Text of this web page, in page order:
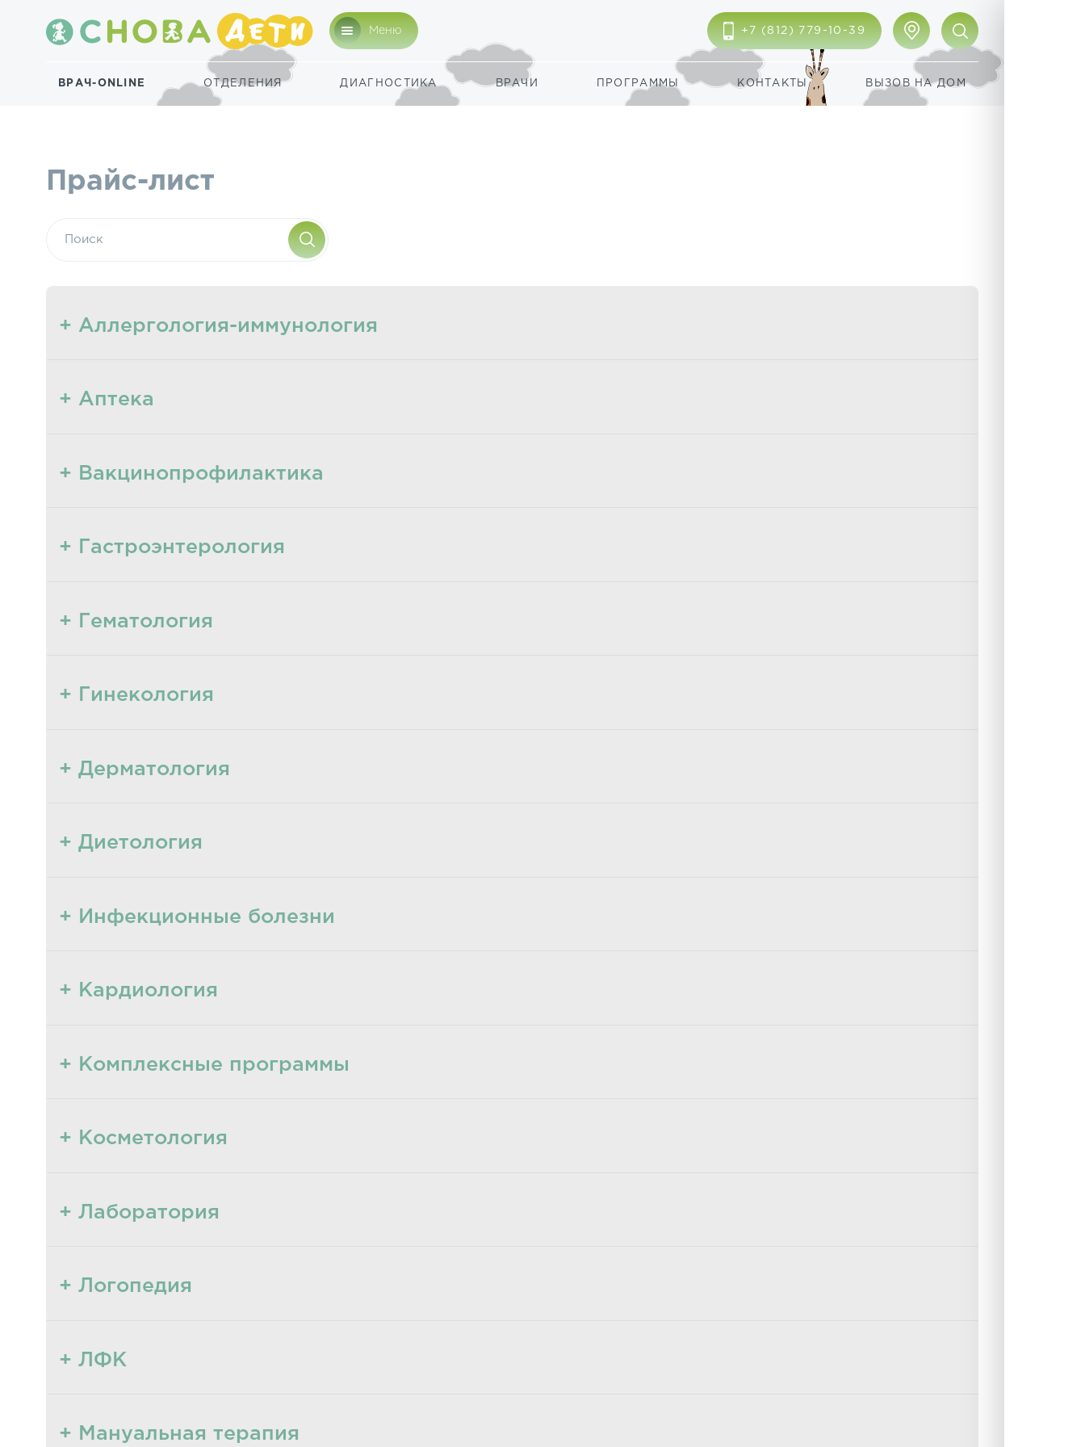
Меню +7 (812) 779-10-39
ВРАЧ-ONLINE ОТДЕЛЕНИЯ ДИАГНОСТИКА ВРАЧИ ПРОГРАММЫ КОНТАКТЫ ВЫЗОВ НА ДОМ
Прайс-лист
+ Аллергология-иммунология
+ Аптека
+ Вакцинопрофилактика
+ Гастроэнтерология
+ Гематология
+ Гинекология
+ Дерматология
+ Диетология
+ Инфекционные болезни
+ Кардиология
+ Комплексные программы
+ Косметология
+ Лаборатория
+ Логопедия
+ ЛФК
+ Мануальная терапия